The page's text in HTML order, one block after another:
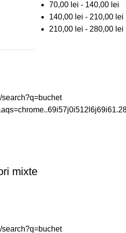
70,00 lei - 140,00 lei
140,00 lei - 210,00 lei
210,00 lei - 280,00 lei
mixte